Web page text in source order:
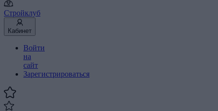
Стройклуб
Кабинет
Войти
на
сайт
Зарегистрироваться